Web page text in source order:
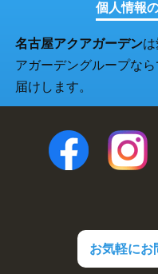
個人情報
名古屋アクアガーデンは
アガーデングループな
届けします。
お気軽にお